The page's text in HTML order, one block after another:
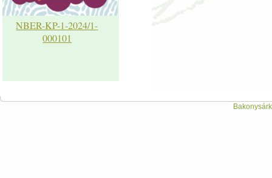
NBER-KP-1-2024/1-
000101